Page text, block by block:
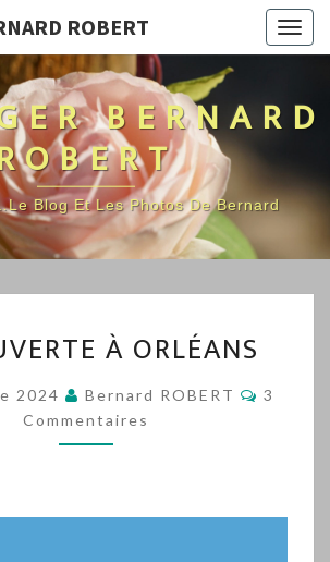
ROBERT
BERNARD
Blog Et Les Photos De Bernard
À À ORLÉANS
2024 Bernard ROBERT
3
Commentaires